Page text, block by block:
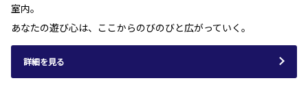
室内。
あなたの遊び心は、ここからのびのびと広がっていく。
詳細を見る